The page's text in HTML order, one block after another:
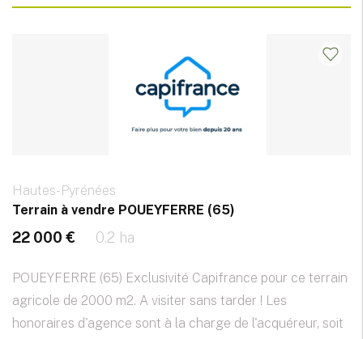
Hautes-Pyrénées
Terrain à vendre POUEYFERRE (65)
22 000 € 0.2 ha
POUEYFERRE (65) Exclusivité Capifrance pour ce terrain
agricole de 2000 m2. A visiter sans tarder ! Les
honoraires d'agence sont à la charge de l'acquéreur, soit